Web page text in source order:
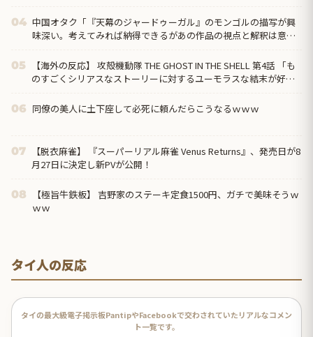
04 中国オタク「『天幕のジャードゥーガル』のモンゴルの描写が興
味深い。考えてみれば納得できるがあの作品の視点と解釈は意外
05
【海外の反応】 攻殻機動隊 THE GHOST IN THE SHELL 第4話 「も
のすごくシリアスなストーリーに対するユーモラスな結末が好
06 同僚の美人に土下座して必死に頼んだらこうなるｗｗｗ
07
【脱衣麻雀】 『スーパーリアル麻雀 Venus Returns』、発売日が8
月27日に決定し新PVが公開！
08
【極旨牛鉄板】 吉野家のステーキ定食1500円、ガチで美味そうｗ
ｗｗ
タイ人の反応
タイの最大級電子掲示板PantipやFacebookで交わされていたリアルなコメン
ト一覧です。